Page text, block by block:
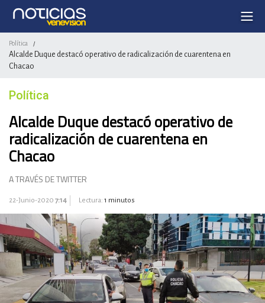
Política /
Alcalde Duque destacó operativo de radicalización de cuarentena en
Chacao
Política
Alcalde Duque destacó operativo de
radicalización de cuarentena en
Chacao
A TRAVÉS DE TWITTER
22-Junio-2020 7:14 Lectura: 1 minutos